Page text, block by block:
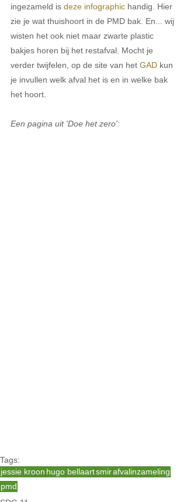
ingezameld is deze infographic handig. Hier
zie je wat thuishoort in de PMD bak. En... wij
wisten het ook niet maar zwarte plastic
bakjes horen bij het restafval. Mocht je
verder twijfelen, op de site van het GAD kun
je invullen welk afval het is en in welke bak
het hoort.
Een pagina uit 'Doe het zero':
Tags:
jessie kroon hugo bellaartsmirafvalinzameling
pmd